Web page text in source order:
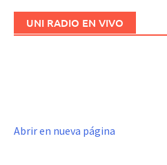
UNI RADIO EN VIVO
Abrir en nueva página